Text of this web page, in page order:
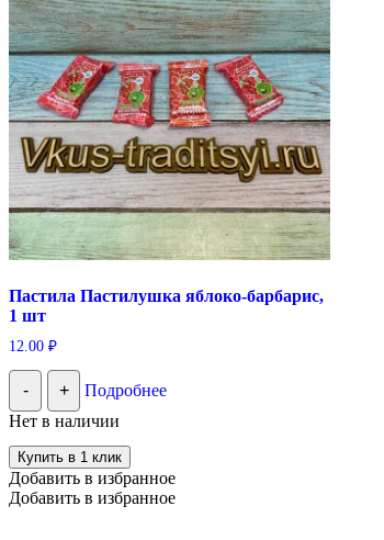
Пастила Пастилушка яблоко-барбарис,
1 шт
12.00 ₽
- +
Подробнее
Нет в наличии
Купить в 1 клик
Добавить в избранное
Добавить в избранное